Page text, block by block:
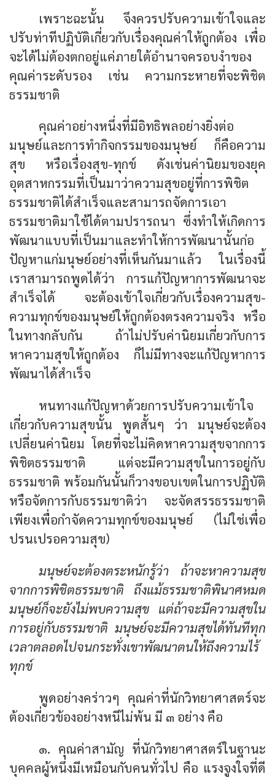
เพราะฉะนั้น จึงควรปรับความเข้าใจและ
ปรับท่าทีปฏิบัติเกี่ยวกับเรื่องคุณค่าให้ถูกต้อง เพื่อ
จะได้ไม่ต้องตกอยู่แค่ภายใต้อำนาจครอบงำของ
คุณค่าระดับรอง เช่น ความกระหายที่จะพิชิต
ธรรมชาติ
คุณค่าอย่างหนึ่งที่มีอิทธิพลอย่างยิ่งต่อ
มนุษย์และการทำกิจกรรมของมนุษย์ ก็คือความ
สุข หรือเรื่องสุข-ทุกข์ ดังเช่นค่านิยมของยุค
อุตสาหกรรมที่เป็นมาว่าความสุขอยู่ที่การพิชิต
ธรรมชาติได้สำเร็จและสามารถจัดการเอา
ธรรมชาติมาใช้ได้ตามปรารถนา ซึ่งทำให้เกิดการ
พัฒนาแบบที่เป็นมาและทำให้การพัฒนานั้นก่อ
ปัญหาแก่มนุษย์อย่างที่เห็นกันมาแล้ว ในเรื่องนี้
เราสามารถพูดได้ว่า การแก้ปัญหาการพัฒนาจะ
สำเร็จได้ จะต้องเข้าใจเกี่ยวกับเรื่องความสุข-
ความทุกข์ของมนุษย์ให้ถูกต้องตรงความจริง หรือ
ในทางกลับกัน ถ้าไม่ปรับค่านิยมเกี่ยวกับการ
หาความสุขให้ถูกต้อง ก็ไม่มีทางจะแก้ปัญหาการ
พัฒนาได้สำเร็จ
หนทางแก้ปัญหาด้วยการปรับความเข้าใจ
เกี่ยวกับความสุขนั้น พูดสั้นๆ ว่า มนุษย์จะต้อง
เปลี่ยนค่านิยม โดยที่จะไม่คิดหาความสุขจากการ
พิชิตธรรมชาติ แต่จะมีความสุขในการอยู่กับ
ธรรมชาติ พร้อมกันนั้นก็วางขอบเขตในการปฏิบัติ
หรือจัดการกับธรรมชาติว่า จะจัดสรรธรรมชาติ
เพียงเพื่อกำจัดความทุกข์ของมนุษย์ (ไม่ใช่เพื่อ
ปรนเปรอความสุข)
มนุษย์จะต้องตระหนักรู้ว่า ถ้าจะหาความสุข
จากการพิชิตธรรมชาติ ถึงแม้ธรรมชาติพินาศหมด
มนุษย์ก็จะยังไม่พบความสุข แต่ถ้าจะมีความสุขใน
การอยู่กับธรรมชาติ มนุษย์จะมีความสุขได้ทันทีทุก
เวลาตลอดไปจนกระทั่งเขาพัฒนาตนให้ถึงความไร้
ทุกข์
พูดอย่างคร่าวๆ คุณค่าที่นักวิทยาศาสตร์จะ
ต้องเกี่ยวข้องอย่างหนีไม่พ้น มี ๓ อย่าง คือ
๑. คุณค่าสามัญ ที่นักวิทยาศาสตร์ในฐานะ
บุคคลผู้หนึ่งมีเหมือนกับคนทั่วไป คือ แรงจูงใจที่ดี